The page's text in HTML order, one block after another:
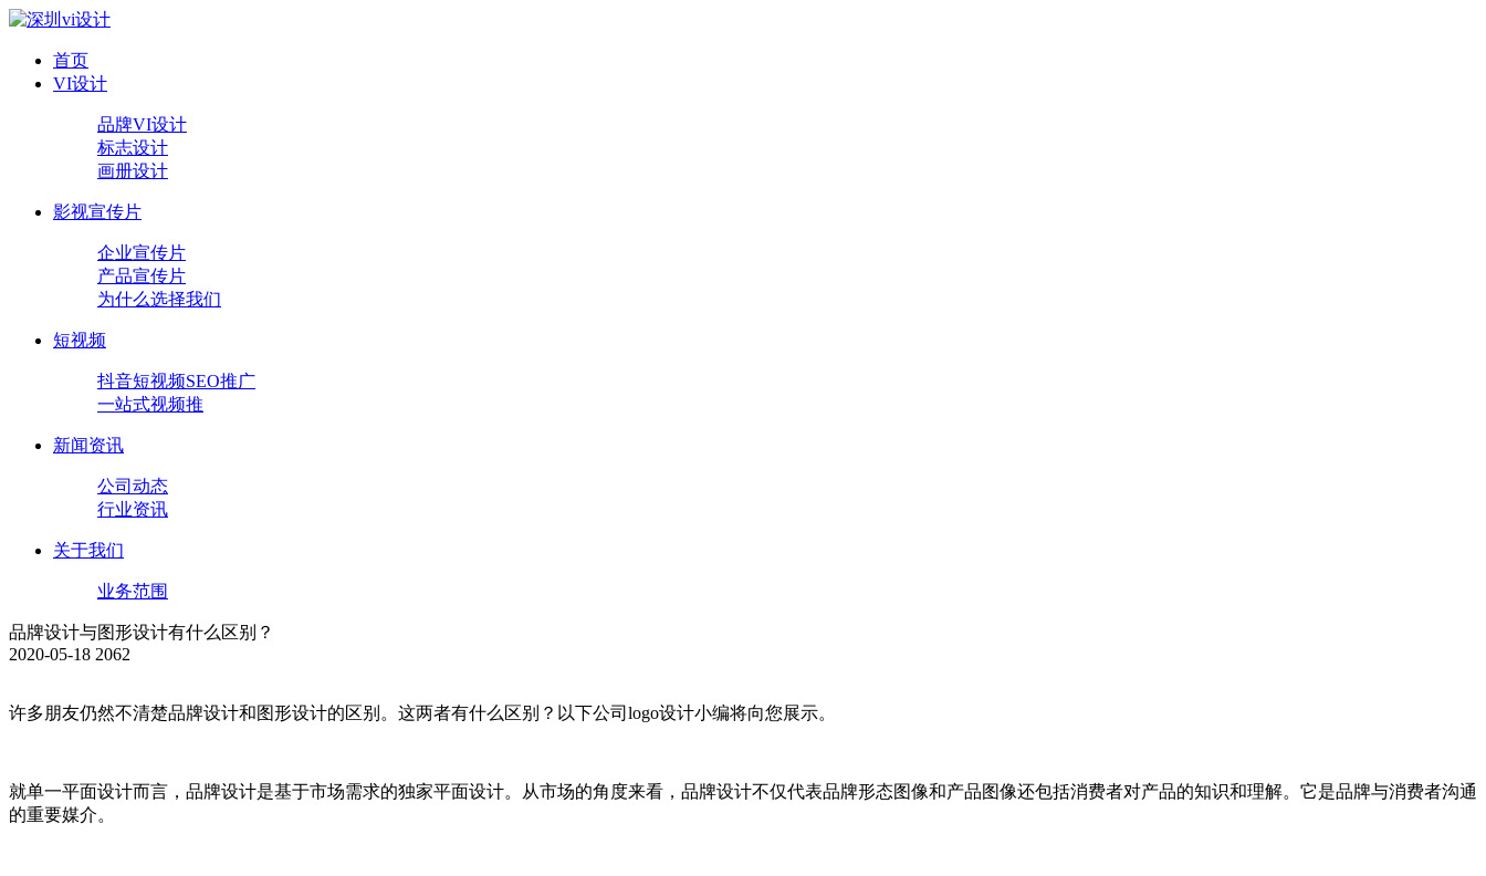
首页
VI设计
品牌VI设计
标志设计
画册设计
影视宣传片
企业宣传片
产品宣传片
为什么选择我们
短视频
抖音短视频SEO推广
一站式视频推
新闻资讯
公司动态
行业资讯
关于我们
业务范围
品牌设计与图形设计有什么区别？
2020-05-18 2062
许多朋友仍然不清楚品牌设计和图形设计的区别。这两者有什么区别？以下公司logo设计小编将向您展示。
就单一平面设计而言，品牌设计是基于市场需求的独家平面设计。从市场的角度来看，品牌设计不仅代表品牌形态图像和产品图像还包括消费者对产品的知识和理解。它是品牌与消费者沟通
的重要媒介。